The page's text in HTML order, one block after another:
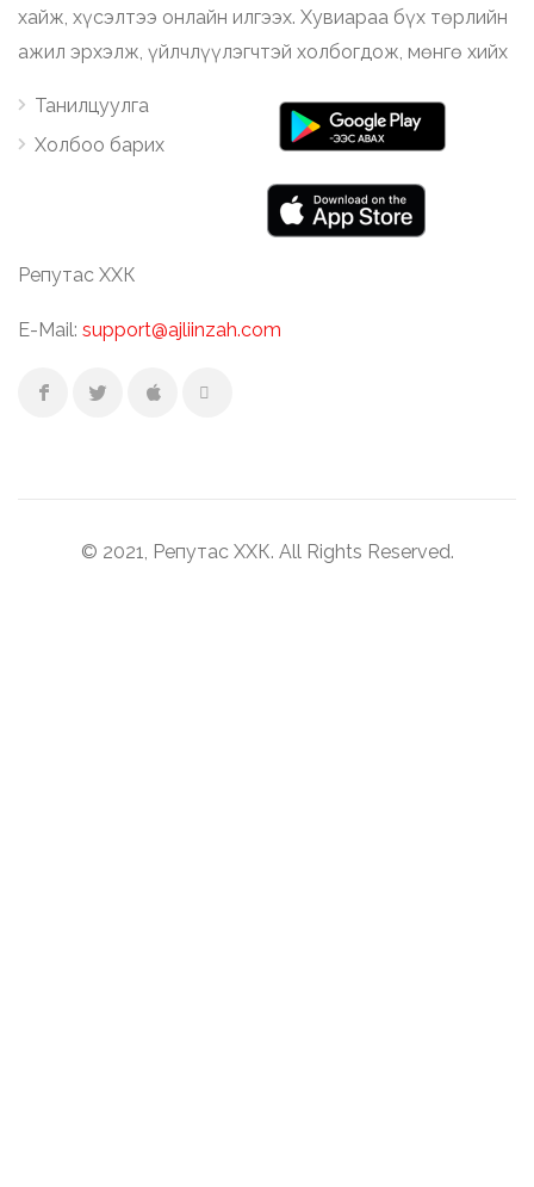
хайж, хүсэлтээ онлайн илгээх. Хувиараа бүх төрлийн
ажил эрхэлж, үйлчлүүлэгчтэй холбогдож, мөнгө хийх
Танилцуулга
Холбоо барих
Репутас ХХК
E-Mail: support@ajliinzah.com
© 2021, Репутас ХХК. All Rights Reserved.